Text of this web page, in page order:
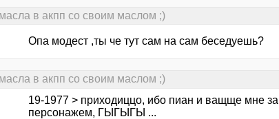
в акпп со своим маслом ;)
Опа модест ,ты че тут сам на сам беседуешь?
в акпп со своим маслом ;)
19-1977 > приходиццо, ибо пиан и ващще мне
персонажем, ГЫГЫГЫ ...